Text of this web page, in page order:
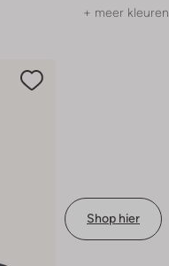
+ meer kleuren
Shop hier